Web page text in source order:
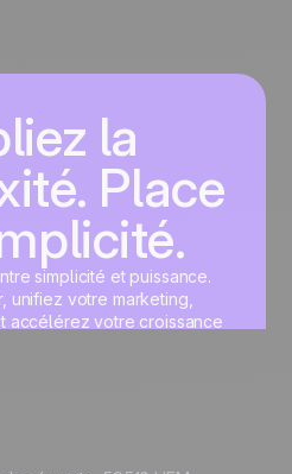
la
Place
simplicité et puissance.
unifiez votre marketing,
accélérez votre croissance
maintenant